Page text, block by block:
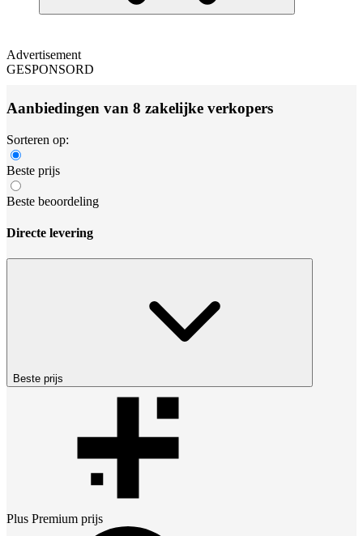
Advertisement
GESPONSORD
Aanbiedingen van 8 zakelijke verkopers
Sorteren op:
Beste prijs
Beste beoordeling
Directe levering
Beste prijs
Plus Premium prijs